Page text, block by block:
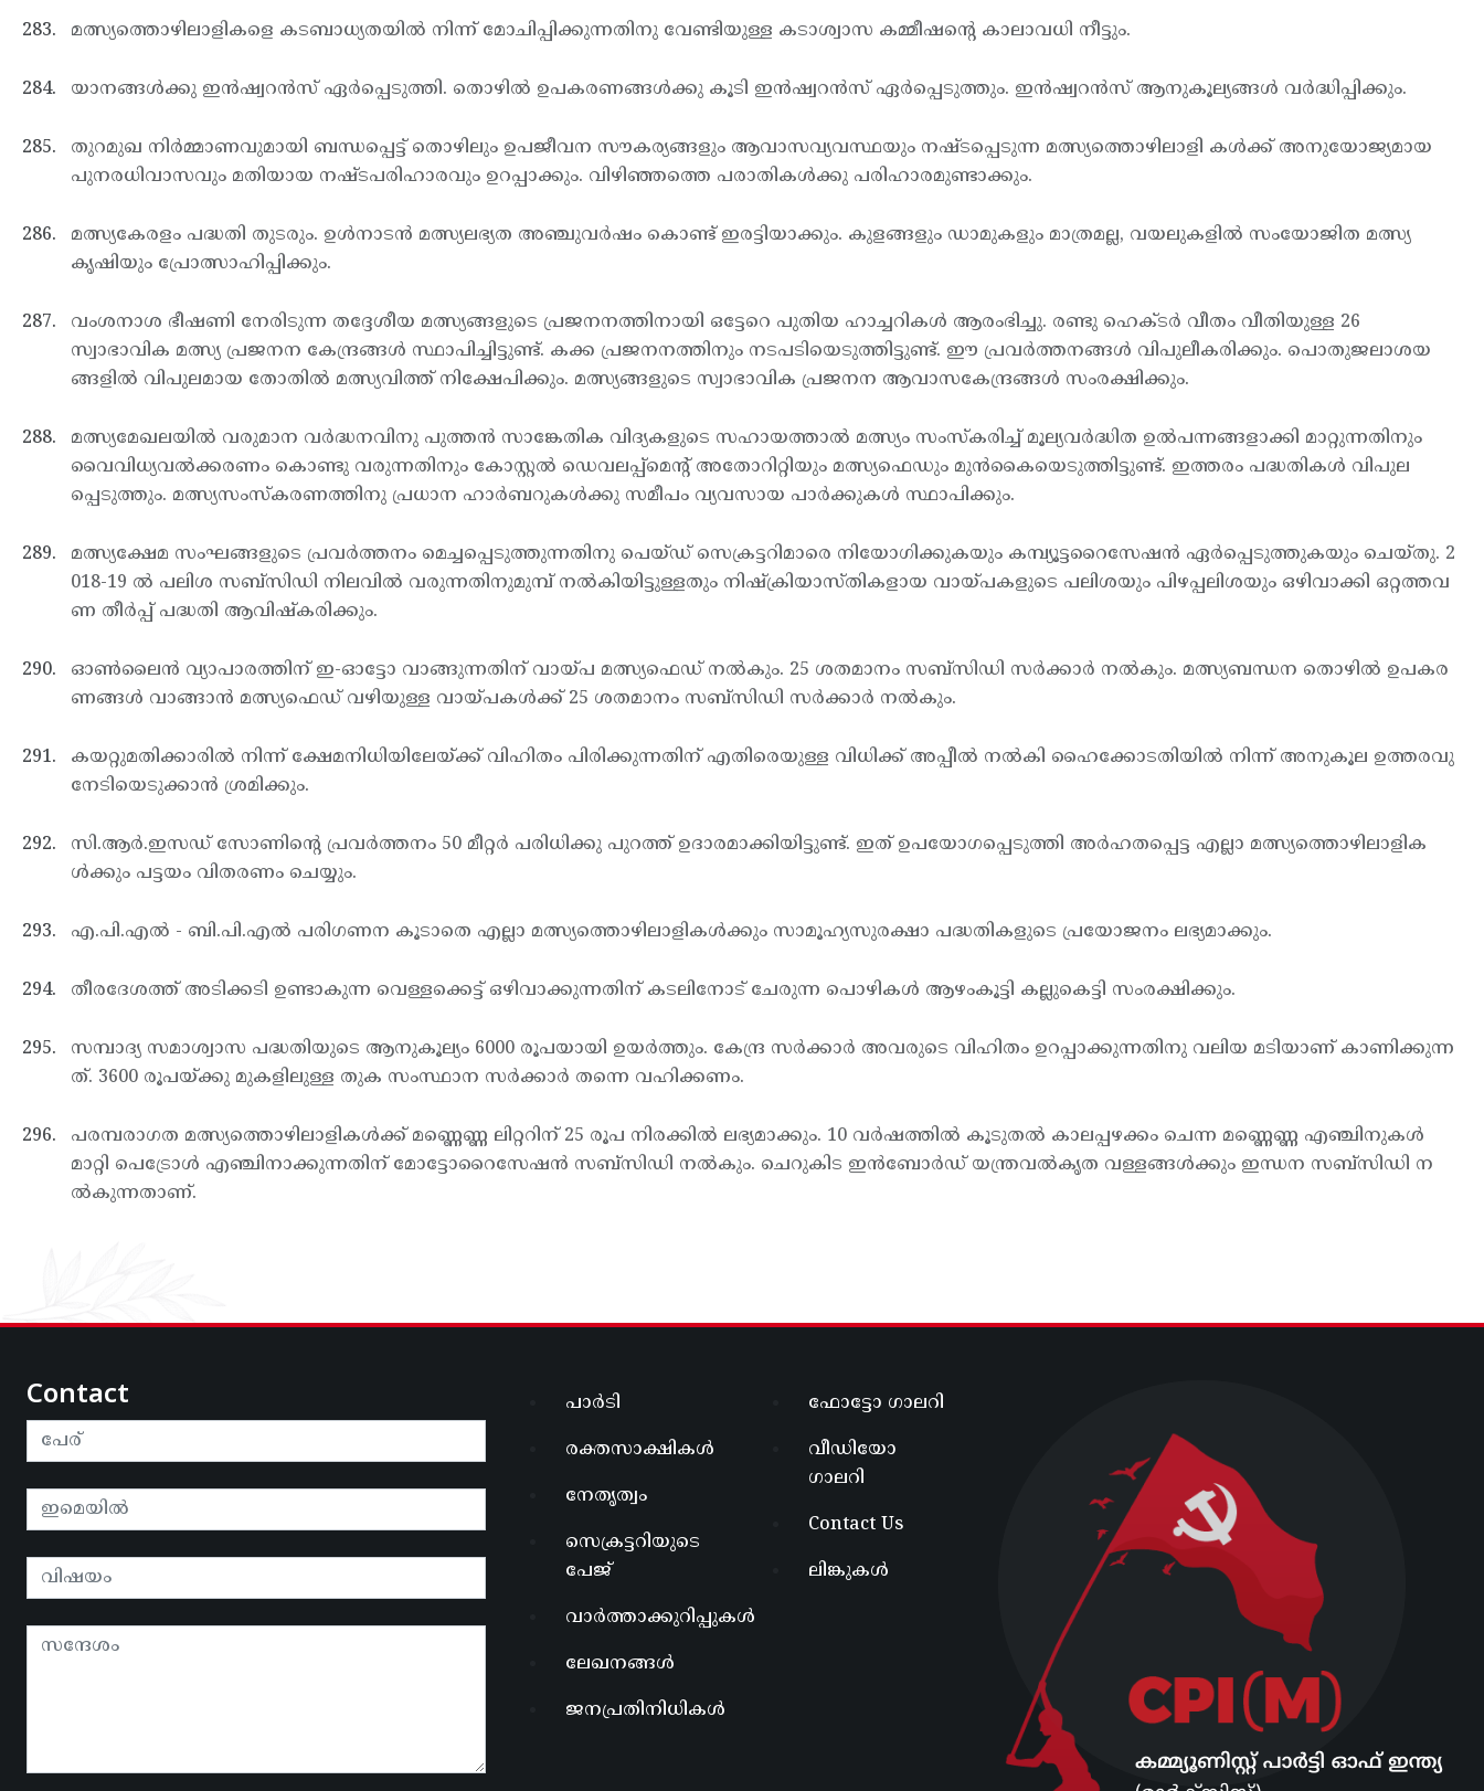
മത്സ്യത്തൊഴിലാളികളെ കടബാധ്യതയില്‍ നിന്ന് മോചിപ്പിക്കുന്നതിനു വേണ്ടിയുള്ള കടാശ്വാസ കമ്മീഷന്റെ കാലാവധി നീട്ടും.
യാനങ്ങള്‍ക്കു ഇന്‍ഷ്വറന്‍സ് ഏര്‍പ്പെടുത്തി. തൊഴില്‍ ഉപകരണങ്ങള്‍ക്കു കൂടി ഇന്‍ഷ്വറന്‍സ് ഏര്‍പ്പെടുത്തും. ഇന്‍ഷ്വറന്‍സ് ആനുകൂല്യങ്ങള്‍ വര്‍ദ്ധിപ്പിക്കും.
തുറമുഖ നിര്‍മ്മാണവുമായി ബന്ധപ്പെട്ട് തൊഴിലും ഉപജീവന സൗകര്യങ്ങളും ആവാസവ്യവസ്ഥയും നഷ്ടപ്പെടുന്ന മത്സ്യത്തൊഴിലാളി കള്‍ക്ക് അനുയോജ്യമായ
പുനരധിവാസവും മതിയായ നഷ്ടപരിഹാരവും ഉറപ്പാക്കും. വിഴിഞ്ഞത്തെ പരാതികള്‍ക്കു പരിഹാരമുണ്ടാക്കും.
മത്സ്യകേരളം പദ്ധതി തുടരും. ഉള്‍നാടന്‍ മത്സ്യലഭ്യത അഞ്ചുവര്‍ഷം കൊണ്ട് ഇരട്ടിയാക്കും. കുളങ്ങളും ഡാമുകളും മാത്രമല്ല, വയലുകളില്‍ സംയോജിത മത്സ്യ
കൃഷിയും പ്രോത്സാഹിപ്പിക്കും.
വംശനാശ ഭീഷണി നേരിടുന്ന തദ്ദേശീയ മത്സ്യങ്ങളുടെ പ്രജനനത്തിനായി ഒട്ടേറെ പുതിയ ഹാച്ചറികള്‍ ആരംഭിച്ചു. രണ്ടു ഹെക്ടര്‍ വീതം വീതിയുള്ള 26
സ്വാഭാവിക മത്സ്യ പ്രജനന കേന്ദ്രങ്ങള്‍ സ്ഥാപിച്ചിട്ടുണ്ട്. കക്ക പ്രജനനത്തിനും നടപടിയെടുത്തിട്ടുണ്ട്. ഈ പ്രവര്‍ത്തനങ്ങള്‍ വിപുലീകരിക്കും. പൊതുജലാശയ
ങ്ങളില്‍ വിപുലമായ തോതില്‍ മത്സ്യവിത്ത് നിക്ഷേപിക്കും. മത്സ്യങ്ങളുടെ സ്വാഭാവിക പ്രജനന ആവാസകേന്ദ്രങ്ങള്‍ സംരക്ഷിക്കും.
മത്സ്യമേഖലയില്‍ വരുമാന വര്‍ദ്ധനവിനു പുത്തന്‍ സാങ്കേതിക വിദ്യകളുടെ സഹായത്താല്‍ മത്സ്യം സംസ്കരിച്ച് മൂല്യവര്‍ദ്ധിത ഉല്‍പന്നങ്ങളാക്കി മാറ്റുന്നതിനും
വൈവിധ്യവല്‍ക്കരണം കൊണ്ടു വരുന്നതിനും കോസ്റ്റല്‍ ഡെവലപ്പ്മെന്റ് അതോറിറ്റിയും മത്സ്യഫെഡും മുന്‍കൈയെടുത്തിട്ടുണ്ട്. ഇത്തരം പദ്ധതികള്‍ വിപുല
പ്പെടുത്തും. മത്സ്യസംസ്കരണത്തിനു പ്രധാന ഹാര്‍ബറുകള്‍ക്കു സമീപം വ്യവസായ പാര്‍ക്കുകള്‍ സ്ഥാപിക്കും.
മത്സ്യക്ഷേമ സംഘങ്ങളുടെ പ്രവര്‍ത്തനം മെച്ചപ്പെടുത്തുന്നതിനു പെയ്ഡ് സെക്രട്ടറിമാരെ നിയോഗിക്കുകയും കമ്പ്യൂട്ടറൈസേഷന്‍ ഏര്‍പ്പെടുത്തുകയും ചെയ്തു. 2
018-19 ല്‍ പലിശ സബ്സിഡി നിലവില്‍ വരുന്നതിനുമുമ്പ് നല്‍കിയിട്ടുള്ളതും നിഷ്ക്രിയാസ്തികളായ വായ്പകളുടെ പലിശയും പിഴപ്പലിശയും ഒഴിവാക്കി ഒറ്റത്തവ
ണ തീര്‍പ്പ് പദ്ധതി ആവിഷ്കരിക്കും.
ഓണ്‍ലൈന്‍ വ്യാപാരത്തിന് ഇ-ഓട്ടോ വാങ്ങുന്നതിന് വായ്പ മത്സ്യഫെഡ് നല്‍കും. 25 ശതമാനം സബ്സിഡി സര്‍ക്കാര്‍ നല്‍കും. മത്സ്യബന്ധന തൊഴില്‍ ഉപകര
ണങ്ങള്‍ വാങ്ങാന്‍ മത്സ്യഫെഡ് വഴിയുള്ള വായ്പകള്‍ക്ക് 25 ശതമാനം സബ്സിഡി സര്‍ക്കാര്‍ നല്‍കും.
കയറ്റുമതിക്കാരില്‍ നിന്ന് ക്ഷേമനിധിയിലേയ്ക്ക് വിഹിതം പിരിക്കുന്നതിന് എതിരെയുള്ള വിധിക്ക് അപ്പീല്‍ നല്‍കി ഹൈക്കോടതിയില്‍ നിന്ന് അനുകൂല ഉത്തരവു
നേടിയെടുക്കാന്‍ ശ്രമിക്കും.
സി.ആര്‍.ഇസഡ് സോണിന്റെ പ്രവര്‍ത്തനം 50 മീറ്റര്‍ പരിധിക്കു പുറത്ത് ഉദാരമാക്കിയിട്ടുണ്ട്. ഇത് ഉപയോഗപ്പെടുത്തി അര്‍ഹതപ്പെട്ട എല്ലാ മത്സ്യത്തൊഴിലാളിക
ള്‍ക്കും പട്ടയം വിതരണം ചെയ്യും.
എ.പി.എല്‍ - ബി.പി.എല്‍ പരിഗണന കൂടാതെ എല്ലാ മത്സ്യത്തൊഴിലാളികള്‍ക്കും സാമൂഹ്യസുരക്ഷാ പദ്ധതികളുടെ പ്രയോജനം ലഭ്യമാക്കും.
തീരദേശത്ത് അടിക്കടി ഉണ്ടാകുന്ന വെള്ളക്കെട്ട് ഒഴിവാക്കുന്നതിന് കടലിനോട് ചേരുന്ന പൊഴികള്‍ ആഴംകൂട്ടി കല്ലുകെട്ടി സംരക്ഷിക്കും.
സമ്പാദ്യ സമാശ്വാസ പദ്ധതിയുടെ ആനുകൂല്യം 6000 രൂപയായി ഉയര്‍ത്തും. കേന്ദ്ര സര്‍ക്കാര്‍ അവരുടെ വിഹിതം ഉറപ്പാക്കുന്നതിനു വലിയ മടിയാണ് കാണിക്കുന്ന
ത്. 3600 രൂപയ്ക്കു മുകളിലുള്ള തുക സംസ്ഥാന സര്‍ക്കാര്‍ തന്നെ വഹിക്കണം.
പരമ്പരാഗത മത്സ്യത്തൊഴിലാളികള്‍ക്ക് മണ്ണെണ്ണ ലിറ്ററിന് 25 രൂപ നിരക്കില്‍ ലഭ്യമാക്കും. 10 വര്‍ഷത്തില്‍ കൂടുതല്‍ കാലപ്പഴക്കം ചെന്ന മണ്ണെണ്ണ എഞ്ചിനുകള്‍
മാറ്റി പെട്രോള്‍ എഞ്ചിനാക്കുന്നതിന് മോട്ടോറൈസേഷന്‍ സബ്സിഡി നല്‍കും. ചെറുകിട ഇന്‍ബോര്‍ഡ് യന്ത്രവല്‍കൃത വള്ളങ്ങള്‍ക്കും ഇന്ധന സബ്സിഡി ന
ല്‍കുന്നതാണ്.
Contact പാർടി
രക്തസാക്ഷികൾ
നേതൃത്വം
സെക്രട്ടറിയുടെ
പേജ്
വാർത്താക്കുറിപ്പുകൾ
ലേഖനങ്ങൾ
ജനപ്രതിനിധികൾ
ഫോട്ടോ ഗാലറി
വീഡിയോ
ഗാലറി
Contact Us
ലിങ്കുകൾ